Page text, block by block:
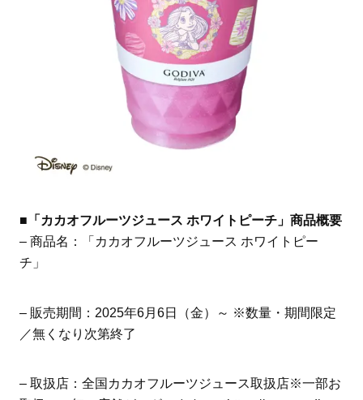
■「カカオフルーツジュース ホワイトピーチ」商品概要
– 商品名：「カカオフルーツジュース ホワイトピー
チ」
– 販売期間：2025年6月6日（金）～ ※数量・期間限定
／無くなり次第終了
– 取扱店：全国カカオフルーツジュース取扱店※一部お